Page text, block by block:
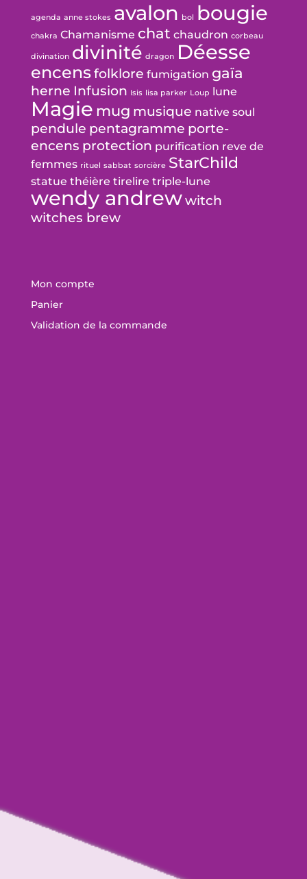
agenda anne stokes avalon bol bougie
chakra Chamanisme chat chaudron corbeau
divination divinité dragon Déesse
encensfolklore fumigation gaïa
herne Infusion Isis lisa parker Loup lune
Magie mug musique native soul
pendule pentagramme porte-
encens protection purification reve de
femmes rituel sabbat sorcière StarChild
statue théière tirelire triple-lune
wendy andrewwitch
witches brew
Mon compte
Panier
Validation de la commande